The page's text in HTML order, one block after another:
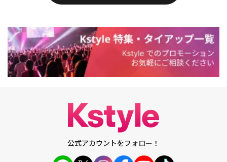
公式アカウントをフォロー！